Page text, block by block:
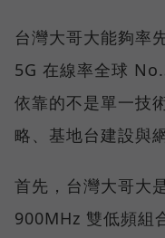
台灣大哥大能夠率
5G 在線率全球
依靠的不是單一技
略、基地台建設與
首先，台灣大哥大
900MHz 雙低頻組